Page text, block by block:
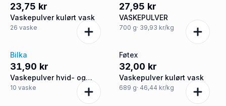
23,75 kr
Vaskepulver kulørt vask
26 vaske
27,95 kr
VASKEPULVER
700 g· 39,93 kr/kg
Bilka
31,90 kr
Vaskepulver hvid- og
kulørt vask
10 vaske
Føtex
32,00 kr
Vaskepulver kulørt vask
689 g· 46,44 kr/kg